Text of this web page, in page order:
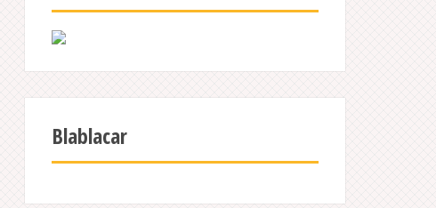
Blablacar